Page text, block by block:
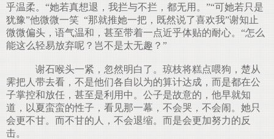
乎温柔。“她若真想退，我拦与不拦，都无用。”“可她若只是
犹豫”他微微一笑 “那就推她一把，既然说了喜欢我”谢知止
微微偏头，语气温和，甚至带着一点近乎体贴的耐心。“怎么
能这么轻易放弃呢？岂不是太无趣？”
谢石喉头一紧，忽然明白了。琼枝将糕点喂狗，楚从
霁把人带去看，不是他们各自以为的算计达成，而是都在公
子掌控和放任，甚至是利用中。公子是故意的，他早就知
道，以夏蛮蛮的性子，看见那一幕，不会哭，不会闹。她只
会更不甘。而不甘的人，不会退缩。而是会更加努力的反
击。